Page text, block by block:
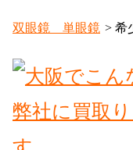
双眼鏡 単眼鏡 > 希